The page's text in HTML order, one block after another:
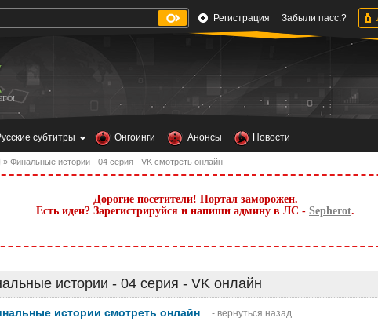
Регистрация Забыли пасс.?
субтитры Онгоинги Анонсы Новости
» Финальные истории - 04 серия - VK смотреть онлайн
Дорогие посетители! Портал заморожен.
Есть идеи? Зарегистрируйся и напиши админу в ЛС - Sepherot.
истории - 04 серия - VK онлайн
истории смотреть онлайн
- вернуться назад